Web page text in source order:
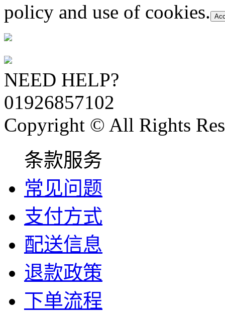
policy and use of cookies.
NEED HELP?
01926857102
Copyright © All Rights
条款服务
常见问题
支付方式
配送信息
退款政策
下单流程